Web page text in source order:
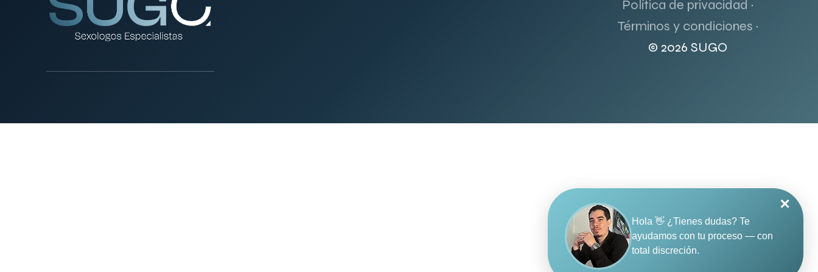
✕
Hola 👋 ¿Tienes dudas? Te
ayudamos con tu proceso — con
total discreción.
Política de privacidad ·
Términos y condiciones ·
© 2026 SUGO